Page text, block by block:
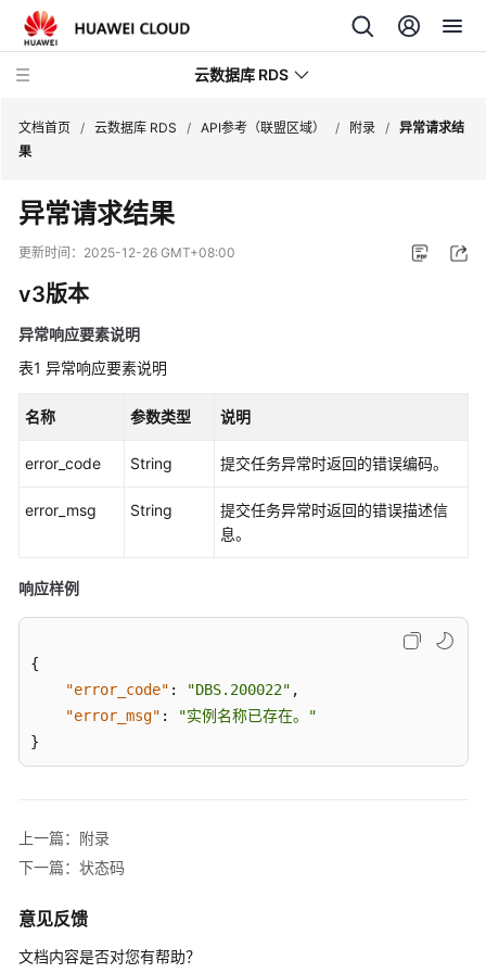
云数据库 RDS
产
介
绍
计
说
速
内
户
最
实
践
文档首页 / 云数据库 RDS / API参考（联盟区域） / 附录 / 异常请求结
果
异常请求结果
更新时间： 2025-12-26 GMT+08:00
v3版本
异常响应要素说明
表1 异常响应要素说明
名称 参数类型 说明
error_code String 提交任务异常时返回的错误编码。
error_msg String
提交任务异常时返回的错误描述信
息。
响应样例
{
"error_code" : "DBS.200022" ,
"error_msg" :
"实例名称已存在。"
}
上一篇：附录
下一篇：状态码
意见反馈
文档内容是否对您有帮助？